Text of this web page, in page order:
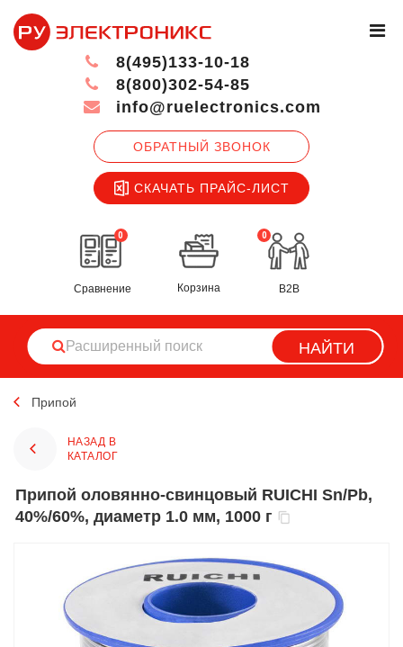
ОБРАТНЫЙ ЗВОНОК
СКАЧАТЬ ПРАЙС-ЛИСТ
8(495)133-10-18
8(800)302-54-85
info@ruelectronics.com
0
Сравнение
0
Корзина B2B
НАЙТИ
Припой
НАЗАД В
КАТАЛОГ
Припой оловянно-свинцовый RUICHI Sn/Pb,
40%/60%, диаметр 1.0 мм, 1000 г